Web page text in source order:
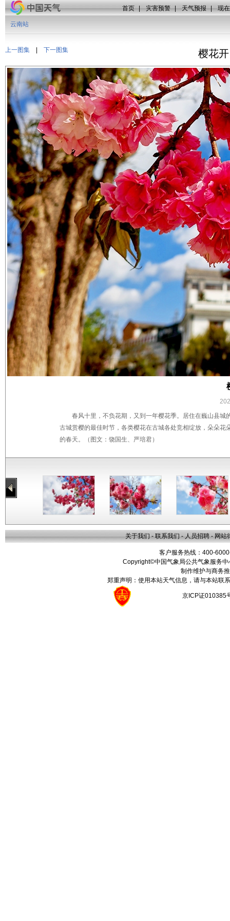
首页 | 灾害预警 | 天气预报 | 现
上一图集 下一图集
云南站
樱花
春风十里，不负花期，又到一年樱花季。居住在巍山县
古城赏樱的最佳时节，各类樱花在古城各处竞相绽放，朵朵
的春天。（图文：饶国生、严培君）
关于我们 - 联系我们 - 人员招聘 - 网站
客户服务热线：400-
Copyright©中国气象局公共气象服务
制作维护与商务
郑重声明：使用本站天气信息，请与本站联
京ICP证010385